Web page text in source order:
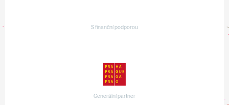
S finanční podporou
Generální partner